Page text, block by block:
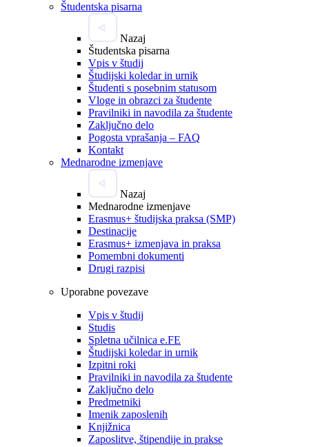
Študentska pisarna
Nazaj
Študentska pisarna
Vpis v študij
Študijski koledar in urnik
Študenti s posebnim statusom
Vloge in obrazci za študente
Pravilniki in navodila za študente
Zaključno delo
Pogosta vprašanja – FAQ
Kontakt
Mednarodne izmenjave
Nazaj
Mednarodne izmenjave
Erasmus+ študijska praksa (SMP)
Destinacije
Erasmus+ izmenjava in praksa
Pomembni dokumenti
Drugi razpisi
Uporabne povezave
Vpis v študij
Studis
Spletna učilnica e.FE
Študijski koledar in urnik
Izpitni roki
Pravilniki in navodila za študente
Zaključno delo
Predmetniki
Imenik zaposlenih
Knjižnica
Zaposlitve, štipendije in prakse